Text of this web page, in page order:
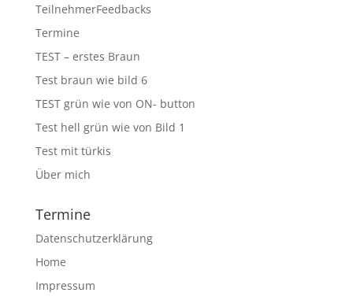
TeilnehmerFeedbacks
Termine
TEST – erstes Braun
Test braun wie bild 6
TEST grün wie von ON- button
Test hell grün wie von Bild 1
Test mit türkis
Über mich
Termine
Datenschutzerklärung
Home
Impressum